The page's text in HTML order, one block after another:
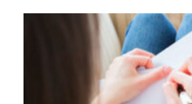
DUMMIES
ESTRATEGIAS